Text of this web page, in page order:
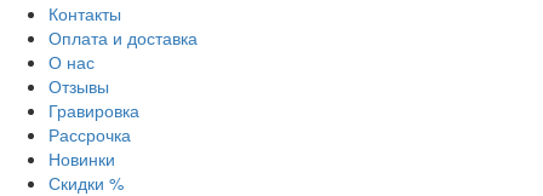
Контакты
Оплата и доставка
О нас
Отзывы
Гравировка
Рассрочка
Новинки
Скидки %